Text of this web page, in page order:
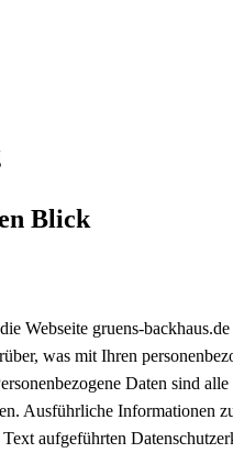
Blick
Webseite gruens-
was mit Ihren
Daten sind
Ausführliche Informationen
aufgeführten